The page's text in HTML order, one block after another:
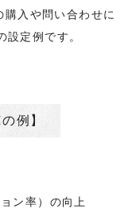
入や問い合わせに
定例です。
例】
ン率）の向上